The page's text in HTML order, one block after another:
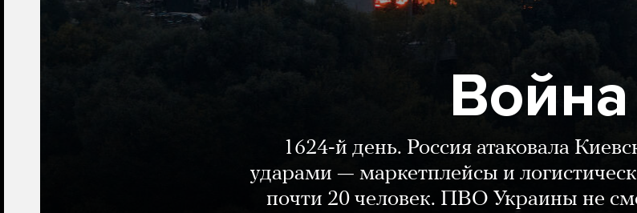
Война
1624-й день. Россия атаковала
ударами — маркетплейсы и
почти 20 человек. ПВО Украины не